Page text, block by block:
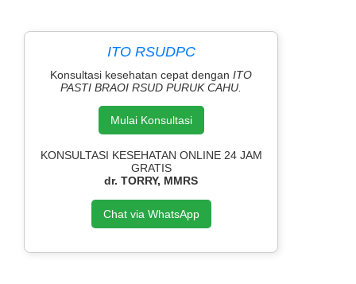
ITO RSUDPC
Konsultasi kesehatan cepat dengan ITO
PASTI BRAOI RSUD PURUK CAHU.
Mulai Konsultasi
KONSULTASI KESEHATAN ONLINE 24 JAM
GRATIS
dr. TORRY, MMRS
Chat via WhatsApp